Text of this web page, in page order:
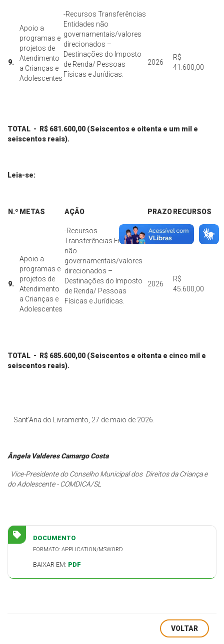
9.
Apoio a
programas e
projetos de
Atendimento
a Crianças e
Adolescentes
-Recursos Transferências
Entidades não
governamentais/valores
direcionados –
Destinações do Imposto
de Renda/ Pessoas
Físicas e Jurídicas.
2026
R$
41.600,00
TOTAL - R$ 681.600,00 (Seiscentos e oitenta e um mil e
seiscentos reais).
Leia-se:
N.º METAS AÇÃO PRAZO RECURSOS
9.
Apoio a
programas e
projetos de
Atendimento
a Crianças e
Adolescentes
-Recursos
Transferências Entidades
não
governamentais/valores
direcionados –
Destinações do Imposto
de Renda/ Pessoas
Físicas e Jurídicas.
2026
R$
45.600,00
TOTAL - R$ 685.600,00 (Seiscentos e oitenta e cinco mil e
seiscentos reais).
Sant’Ana do Livramento, 27 de maio de 2026.
Ângela Valderes Camargo Costa
Vice-Presidente do Conselho Municipal dosDireitos da Criança e
do Adolescente - COMDICA/SL
DOCUMENTO
FORMATO: APPLICATION/MSWORD
BAIXAR EM: PDF
VOLTAR